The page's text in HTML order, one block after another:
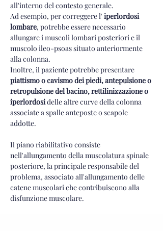
all'interno del contesto generale.
Ad esempio, per correggere l' iperlordosi
lombare, potrebbe essere necessario
allungare i muscoli lombari posteriori e il
muscolo ileo-psoas situato anteriormente
alla colonna.
Inoltre, il paziente potrebbe presentare
piattismo o cavismo dei piedi, antepulsione o
retropulsione del bacino, rettilinizzazione o
iperlordosi delle altre curve della colonna
associate a spalle anteposte o scapole
addotte.
Il piano riabilitativo consiste
nell'allungamento della muscolatura spinale
posteriore, la principale responsabile del
problema, associato all'allungamento delle
catene muscolari che contribuiscono alla
disfunzione muscolare.